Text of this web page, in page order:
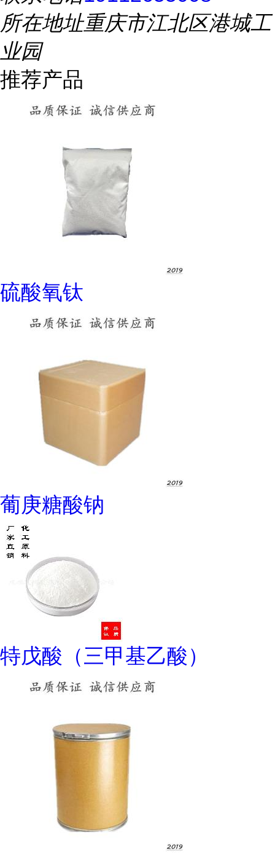
所在地址重庆市江北区港城工
业园
推荐产品
硫酸氧钛
葡庚糖酸钠
特戊酸（三甲基乙酸）